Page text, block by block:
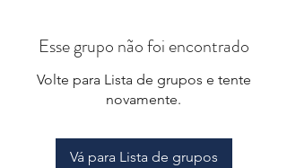
Esse grupo não foi encontrado
Volte para Lista de grupos e tente
novamente.
Vá para Lista de grupos